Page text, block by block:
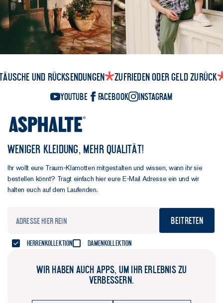
und Rücksendungen Zufrieden oder Geld zurück
YouTube Facebook Instagram
WENIGER KLEIDUNG, MEHR QUALITÄT!
Ihr wollt eure Traum-Klamotten mitgestalten und wissen, wann ihr sie
bestellen könnt? Tragt einfach hier eure E-Mail Adresse ein und wir
halten euch auf dem Laufenden.
Beitreten
Herrenkollektion Damenkollektion
WIR HABEN AUCH APPS, UM IHR ERLEBNIS ZU
VERBESSERN.